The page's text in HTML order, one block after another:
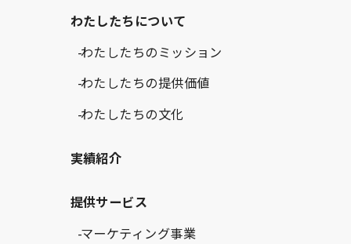
わたしたちについて
わたしたちのミッション
わたしたちの提供価値
わたしたちの文化
実績紹介
提供サービス
マーケティング事業